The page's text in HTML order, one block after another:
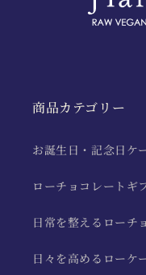
商品カテゴリー
お誕生日・記念日ケ
ローチョコレートギ
日常を整えるローチ
日々を高めるローケ